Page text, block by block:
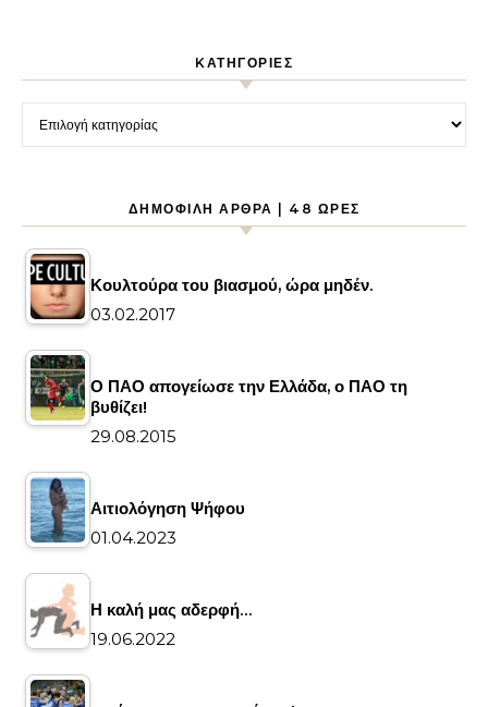
KΑΤΗΓΟΡΊΕΣ
ΔΗΜΟΦΙΛΉ ΆΡΘΡΑ | 48 ΏΡΕΣ
Κουλτούρα του βιασμού, ώρα μηδέν.
03.02.2017
Ο ΠΑΟ απογείωσε την Ελλάδα, ο ΠΑΟ τη
βυθίζει!
29.08.2015
Αιτιολόγηση Ψήφου
01.04.2023
Η καλή μας αδερφή…
19.06.2022